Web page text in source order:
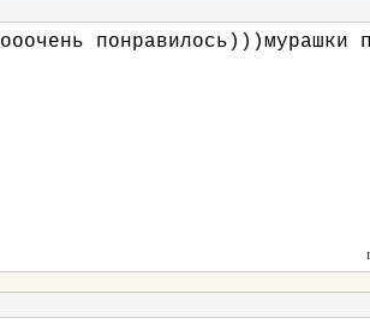
ооочень понравилось)))мурашки